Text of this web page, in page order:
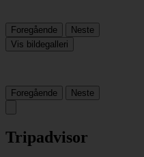
Foregående
Neste
Vis bildegalleri
Foregående Neste
Tripadvisor